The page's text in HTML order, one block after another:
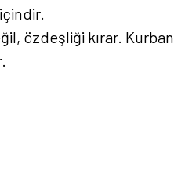
özdeşliği kırar. Kurban